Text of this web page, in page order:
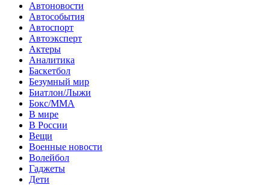
Автоновости
Автособытия
Автоспорт
Автоэксперт
Актеры
Аналитика
Баскетбол
Безумный мир
Биатлон/Лыжи
Бокс/MMA
В мире
В России
Вещи
Военные новости
Волейбол
Гаджеты
Дети